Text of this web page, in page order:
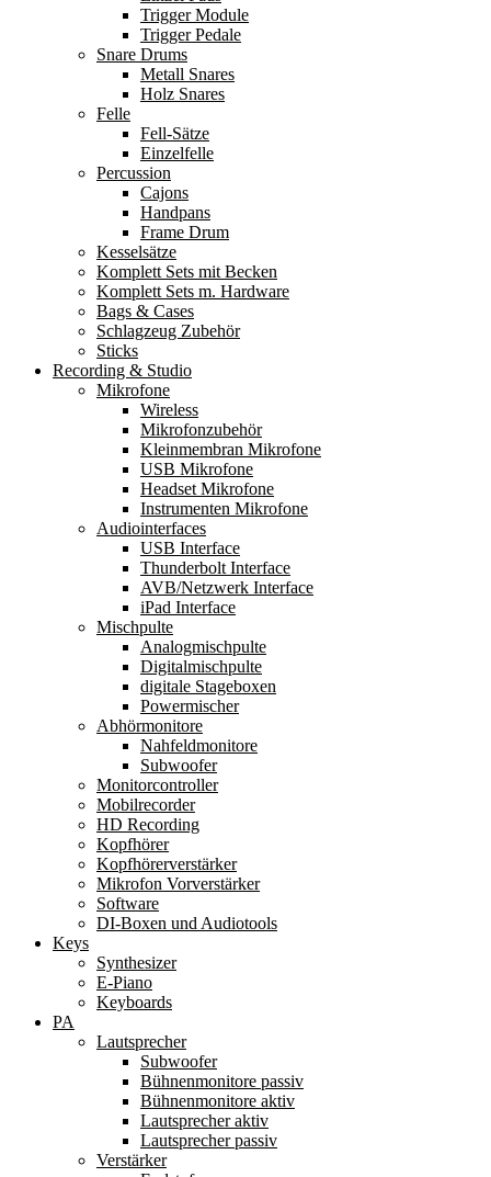
Trigger Module
Trigger Pedale
Snare Drums
Metall Snares
Holz Snares
Felle
Fell-Sätze
Einzelfelle
Percussion
Cajons
Handpans
Frame Drum
Kesselsätze
Komplett Sets mit Becken
Komplett Sets m. Hardware
Bags & Cases
Schlagzeug Zubehör
Sticks
Recording & Studio
Mikrofone
Wireless
Mikrofonzubehör
Kleinmembran Mikrofone
USB Mikrofone
Headset Mikrofone
Instrumenten Mikrofone
Audiointerfaces
USB Interface
Thunderbolt Interface
AVB/Netzwerk Interface
iPad Interface
Mischpulte
Analogmischpulte
Digitalmischpulte
digitale Stageboxen
Powermischer
Abhörmonitore
Nahfeldmonitore
Subwoofer
Monitorcontroller
Mobilrecorder
HD Recording
Kopfhörer
Kopfhörerverstärker
Mikrofon Vorverstärker
Software
DI-Boxen und Audiotools
Keys
Synthesizer
E-Piano
Keyboards
PA
Lautsprecher
Subwoofer
Bühnenmonitore passiv
Bühnenmonitore aktiv
Lautsprecher aktiv
Lautsprecher passiv
Verstärker